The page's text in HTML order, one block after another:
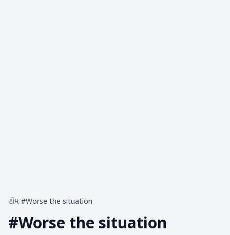
હોમ/#Worse the situation
#Worse the situation